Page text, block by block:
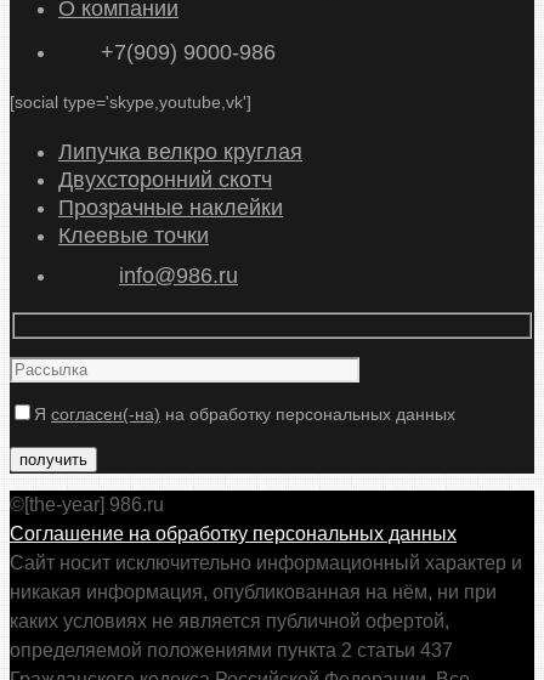
О компании
+7(909) 9000-986
[social type='skype,youtube,vk']
Липучка велкро круглая
Двухсторонний скотч
Прозрачные наклейки
Клеевые точки
info@986.ru
Я согласен(-на) на обработку персональных данных
©[the-year] 986.ru
Соглашение на обработку персональных данных
Сайт носит исключительно информационный характер и
никакая информация, опубликованная на нём, ни при
каких условиях не является публичной офертой,
определяемой положениями пункта 2 статьи 437